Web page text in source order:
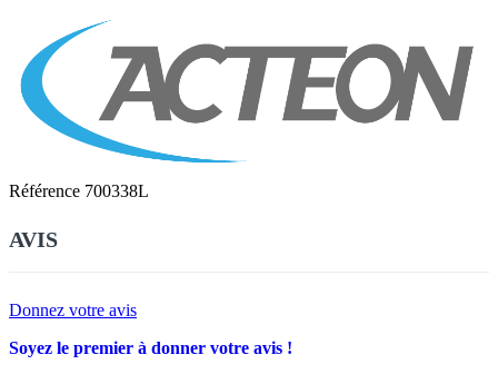
Référence 700338L
AVIS
Donnez votre avis
Soyez le premier à donner votre avis !